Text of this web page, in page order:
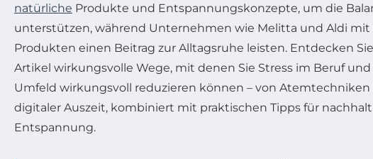
natürliche Produkte und Entspannungskonzepte, um die
unterstützen, während Unternehmen wie Melitta und Aldi mit
Produkten einen Beitrag zur Alltagsruhe leisten. Entdecken
Artikel wirkungsvolle Wege, mit denen Sie Stress im Beruf
Umfeld wirkungsvoll reduzieren können – von Atemtechniken
digitaler Auszeit, kombiniert mit praktischen Tipps für
Entspannung.